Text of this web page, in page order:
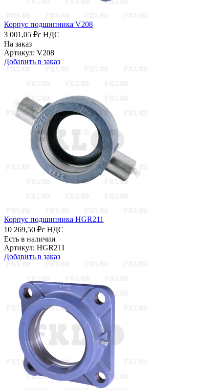
Корпус подшипника V208
3 001,05 ₽с НДС
На заказ
Артикул: V208
Добавить в заказ
Корпус подшипника HGR211
10 269,50 ₽с НДС
Есть в наличии
Артикул: HGR211
Добавить в заказ